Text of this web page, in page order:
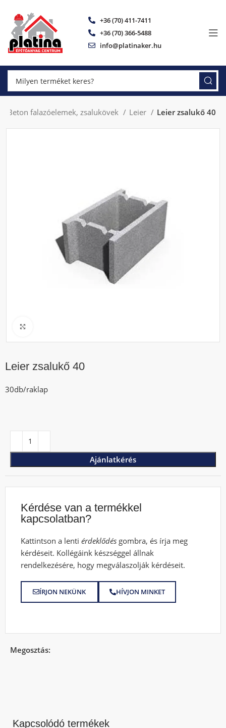
+36 (70) 411-7411
+36 (70) 366-5488
info@platinaker.hu
Beton falazóelemek, zsalukövek Leier Leier zsalukő 40
Leier zsalukő 40
30db/raklap
Ajánlatkérés
Kérdése van a termékkel
kapcsolatban?
Kattintson a lentiérdeklődés gombra, és írja meg
kérdéseit. Kollégáink készséggel állnak
rendelkezésére, hogy megválaszolják kérdéseit.
ÍRJON NEKÜNK HÍVJON MINKET
Megosztás:
Kapcsolódó termékek